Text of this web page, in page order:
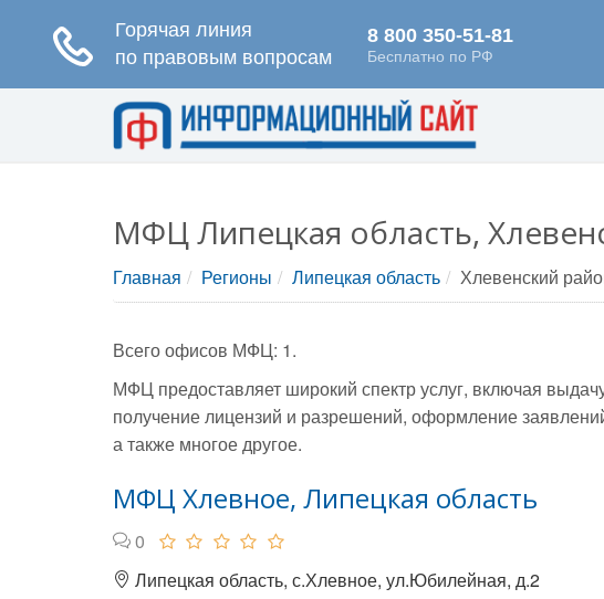
МФЦ Липецкая область,
Главная Регионы Липецкая область Хлевенский
Всего офисов МФЦ: 1.
МФЦ предоставляет широкий спектр услуг, включая
получение лицензий и разрешений, оформление
а также многое другое.
МФЦ Хлевное, Липецкая область
0
Липецкая область, с.Хлевное, ул.Юбилейная, д.2